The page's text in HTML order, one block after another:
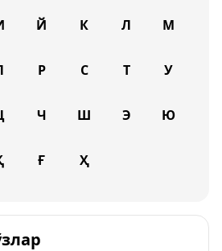
Й К Л М
Р С Т У
Ч Ш Э Ю
Ғ Ҳ